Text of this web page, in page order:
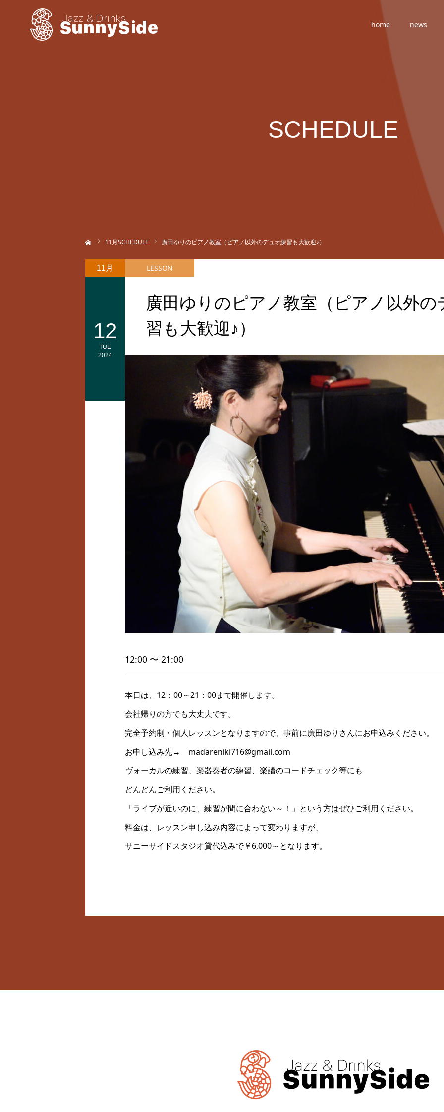
home news
SCHEDULE
11 月SCHEDULE 廣田ゆりのピアノ教室（ピアノ以外のデュオ練習も大歓迎♪）
廣田ゆりのピアノ教室（ピアノ以外の
習も大歓迎♪）
11月
12
TUE
2024
LESSON
12:00 〜 21:00
本日は、12：00～21：00まで開催します。
会社帰りの方でも大丈夫です。
完全予約制・個人レッスンとなりますので、事前に廣田ゆりさんにお申込みください。
お申し込み先→ madareniki716@gmail.com
ヴォーカルの練習、楽器奏者の練習、楽譜のコードチェック等にも
どんどんご利用ください。
「ライブが近いのに、練習が間に合わない～！」という方はぜひご利用ください。
料金は、レッスン申し込み内容によって変わりますが、
サニーサイドスタジオ貸代込みで￥6,000～となります。